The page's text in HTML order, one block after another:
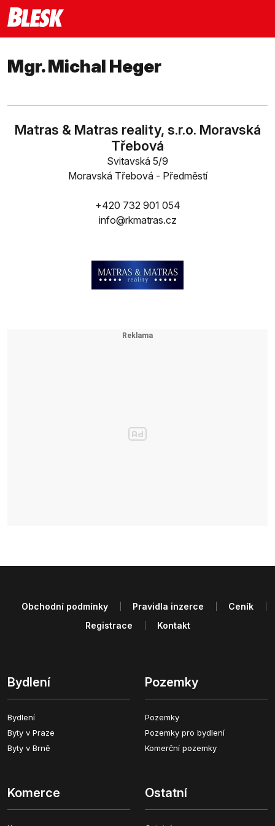
Mgr. Michal Heger
Matras & Matras reality, s.r.o. Moravská
Třebová
Svitavská 5/9
Moravská Třebová - Předměstí
+420 732 901 054
info@rkmatras.cz
Bydlení
Bydlení
Byty v Praze
Byty v Brně
Pozemky
Pozemky
Pozemky pro bydlení
Komerční pozemky
Komerce Ostatní
Obchodní podmínky Pravidla inzerce
Ceník
Registrace
Kontakt